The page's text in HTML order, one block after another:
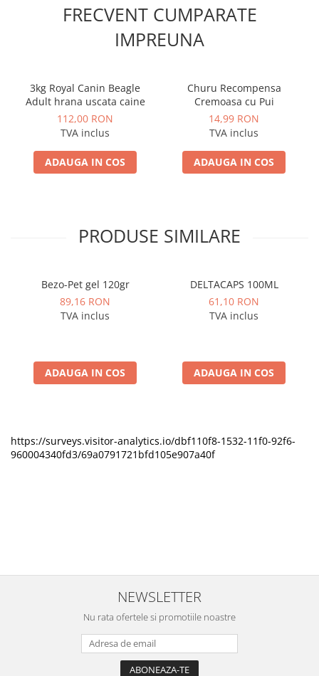
FRECVENT CUMPARATE
IMPREUNA
3kg Royal Canin Beagle
Adult hrana uscata caine
112,00 RON
TVA inclus
ADAUGA IN COS
Churu Recompensa
Cremoasa cu Pui
14,99 RON
TVA inclus
ADAUGA IN COS
PRODUSE SIMILARE
Bezo-Pet gel 120gr
89,16 RON
TVA inclus
ADAUGA IN COS
DELTACAPS 100ML
61,10 RON
TVA inclus
ADAUGA IN COS
https://surveys.visitor-analytics.io/dbf110f8-1532-11f0-92f6-
960004340fd3/69a0791721bfd105e907a40f
NEWSLETTER
Nu rata ofertele si promotiile noastre